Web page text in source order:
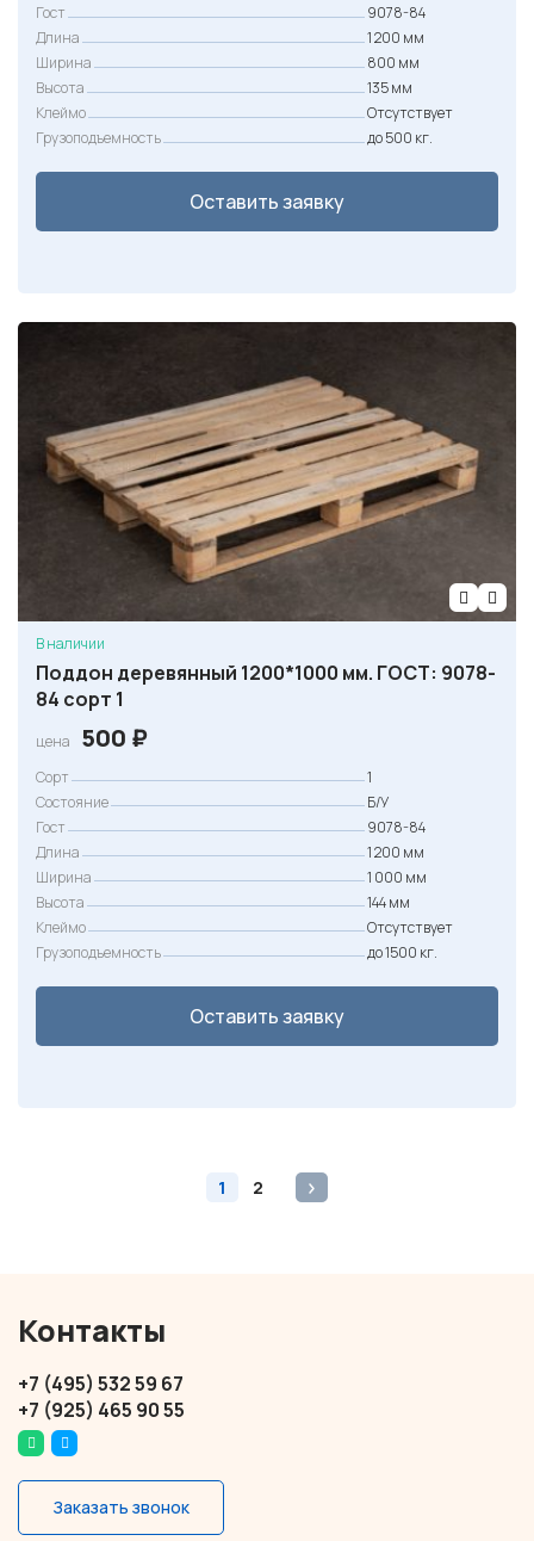
Гост
9078-84
Длина
1 200 мм
Ширина
800 мм
Высота
135 мм
Клеймо
Отсутствует
Грузоподъемность
до 500 кг.
Оставить заявку
В наличии
Поддон деревянный 1200*1000 мм. ГОСТ: 9078-
84 сорт 1
цена 500 ₽
Сорт
1
Состояние
Б/У
Гост
9078-84
Длина
1 200 мм
Ширина
1 000 мм
Высота
144 мм
Клеймо
Отсутствует
Грузоподъемность
до 1500 кг.
Оставить заявку
1 2
Контакты
+7 (495) 532 59 67
+7 (925) 465 90 55
Заказать звонок